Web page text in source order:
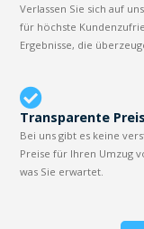
Verlassen Sie sich auf
für höchste
Ergebnisse, die
Transparente
Bei uns gibt es keine
Preise für Ihren Umzug
was Sie erwartet.